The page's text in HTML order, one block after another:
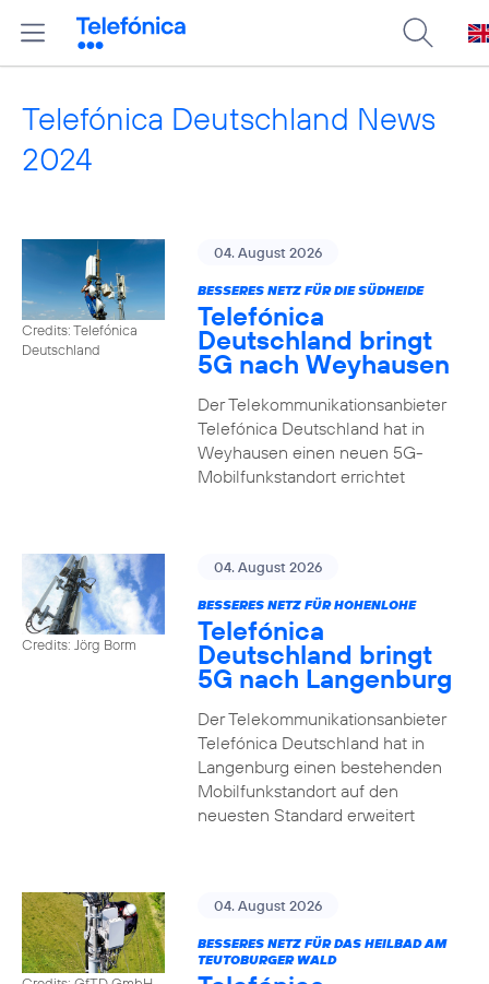
Telefónica Deutschland News
2024
Credits: Telefónica
Deutschland
04. August 2026
BESSERES NETZ FÜR DIE SÜDHEIDE
Telefónica
Deutschland bringt
5G nach Weyhausen
Der Telekommunikationsanbieter
Telefónica Deutschland hat in
Weyhausen einen neuen 5G-
Mobilfunkstandort errichtet
Credits: Jörg Borm
04. August 2026
BESSERES NETZ FÜR HOHENLOHE
Telefónica
Deutschland bringt
5G nach Langenburg
Der Telekommunikationsanbieter
Telefónica Deutschland hat in
Langenburg einen bestehenden
Mobilfunkstandort auf den
neuesten Standard erweitert
04. August 2026
BESSERES NETZ FÜR DAS HEILBAD AM
TEUTOBURGER WALD